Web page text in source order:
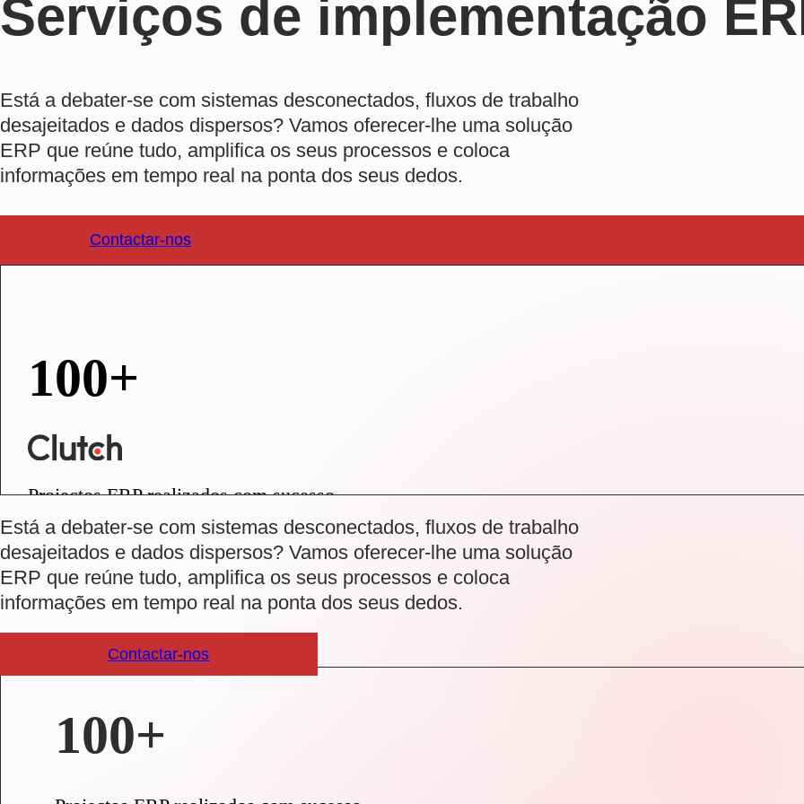
Serviços de implementação
Está a debater-se com sistemas desconectados, fluxos de trabalho
desajeitados e dados dispersos? Vamos oferecer-lhe uma solução
ERP que reúne tudo, amplifica os seus processos e coloca
informações em tempo real na ponta dos seus dedos.
Contactar-nos
100+
Projectos ERP realizados com sucesso
Está a debater-se com sistemas desconectados, fluxos de trabalho
desajeitados e dados dispersos? Vamos oferecer-lhe uma solução
ERP que reúne tudo, amplifica os seus processos e coloca
informações em tempo real na ponta dos seus dedos.
Contactar-nos
100+